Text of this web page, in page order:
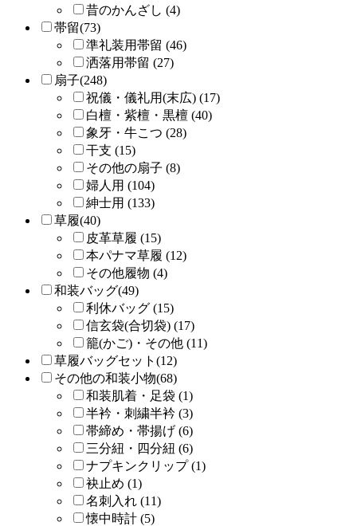
昔のかんざし (4)
帯留(73)
準礼装用帯留 (46)
洒落用帯留 (27)
扇子(248)
祝儀・儀礼用(末広) (17)
白檀・紫檀・黒檀 (40)
象牙・牛こつ (28)
干支 (15)
その他の扇子 (8)
婦人用 (104)
紳士用 (133)
草履(40)
皮革草履 (15)
本パナマ草履 (12)
その他履物 (4)
和装バッグ(49)
利休バッグ (15)
信玄袋(合切袋) (17)
籠(かご)・その他 (11)
草履バッグセット(12)
その他の和装小物(68)
和装肌着・足袋 (1)
半衿・刺繍半衿 (3)
帯締め・帯揚げ (6)
三分紐・四分紐 (6)
ナプキンクリップ (1)
袂止め (1)
名刺入れ (11)
懐中時計 (5)